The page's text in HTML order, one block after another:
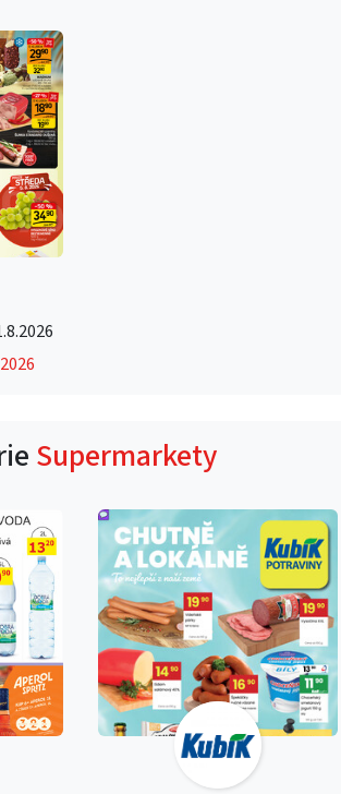
Supermarkety